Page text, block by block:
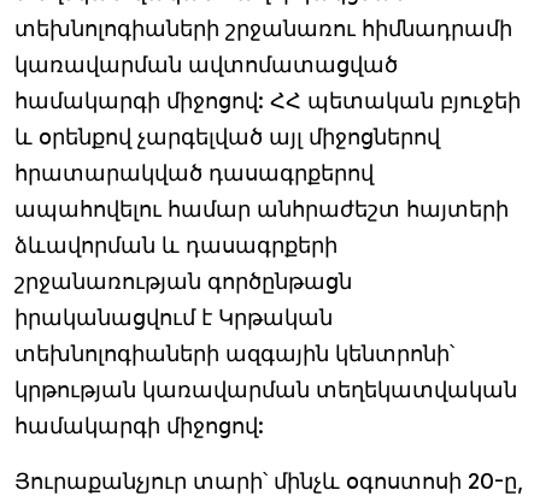
տեխնոլոգիաների շրջանառու հիմնադրամի
կառավարման ավտոմատացված
համակարգի միջոցով: ՀՀ պետական բյուջեի
և օրենքով չարգելված այլ միջոցներով
հրատարակված դասագրքերով
ապահովելու համար անհրաժեշտ հայտերի
ձևավորման և դասագրքերի
շրջանառության գործընթացն
իրականացվում է Կրթական
տեխնոլոգիաների ազգային կենտրոնի՝
կրթության կառավարման տեղեկատվական
համակարգի միջոցով:
Յուրաքանչյուր տարի՝ մինչև օգոստոսի 20-ը,